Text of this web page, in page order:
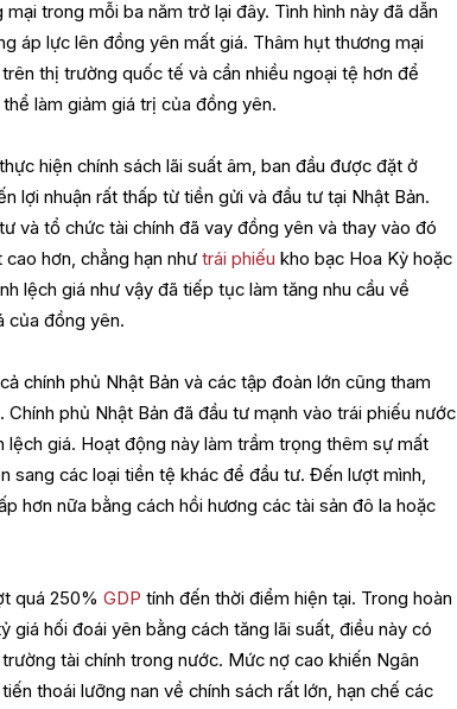
trong mỗi ba năm trở lại đây. Tình hình này đã dẫn
áp lực lên đồng yên mất giá. Thâm hụt thương mại
thị trường quốc tế và cần nhiều ngoại tệ hơn để
làm giảm giá trị của đồng yên.
hiện chính sách lãi suất âm, ban đầu được đặt ở
lợi nhuận rất thấp từ tiền gửi và đầu tư tại Nhật Bản.
và tổ chức tài chính đã vay đồng yên và thay vào đó
cao hơn, chẳng hạn nhưtrái phiếu kho bạc Hoa Kỳ hoặc
lệch giá như vậy đã tiếp tục làm tăng nhu cầu về
của đồng yên.
chính phủ Nhật Bản và các tập đoàn lớn cũng tham
phủ Nhật Bản đã đầu tư mạnh vào trái phiếu nước
lệch giá. Hoạt động này làm trầm trọng thêm sự mất
sang các loại tiền tệ khác để đầu tư. Đến lượt mình,
hơn nữa bằng cách hồi hương các tài sản đô la hoặc
quá 250%GDP tính đến thời điểm hiện tại. Trong hoàn
giá hối đoái yên bằng cách tăng lãi suất, điều này có
tài chính trong nước. Mức nợ cao khiến Ngân
thoái lưỡng nan về chính sách rất lớn, hạn chế các